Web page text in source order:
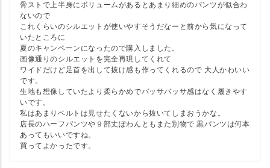
骨ストで上半身にボリュームがあるとあまり細めのパンツが似合わ
ないので
これくらいのシルエットが使いやすそうだなーと前から気になって
いたところに
夏のキャンペーンになったので購入しました。
画像通りのシルエットを完全再現してくれて
ワイドだけど足首を出して抜け感も作ってくれるので 大人かわいい
です。
生地も想像していたより柔らかめでバッサバッサ感はなく履きやす
いです。
私はあまりベルトは見せたくないから抜いてしまおうかな。
店長のハーフパンツや９部丈ぽわんともまた別物で 黒パンツは何本
あってもいいですね。